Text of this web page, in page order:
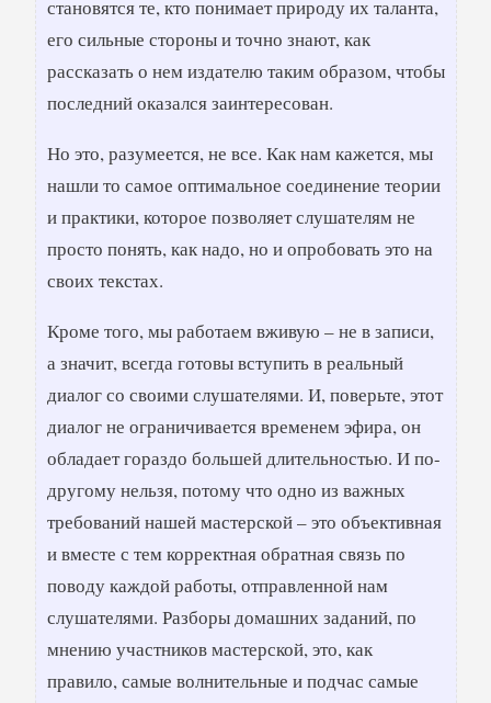
становятся те, кто понимает природу их таланта,
его сильные стороны и точно знают, как
рассказать о нем издателю таким образом, чтобы
последний оказался заинтересован.
Но это, разумеется, не все. Как нам кажется, мы
нашли то самое оптимальное соединение теории
и практики, которое позволяет слушателям не
просто понять, как надо, но и опробовать это на
своих текстах.
Кроме того, мы работаем вживую – не в записи,
а значит, всегда готовы вступить в реальный
диалог со своими слушателями. И, поверьте, этот
диалог не ограничивается временем эфира, он
обладает гораздо большей длительностью. И по-
другому нельзя, потому что одно из важных
требований нашей мастерской – это объективная
и вместе с тем корректная обратная связь по
поводу каждой работы, отправленной нам
слушателями. Разборы домашних заданий, по
мнению участников мастерской, это, как
правило, самые волнительные и подчас самые